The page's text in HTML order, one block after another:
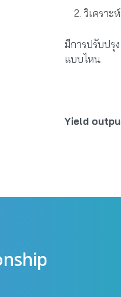
2. วิเคราะ
มีการปรับปรุ
แบบไหน
Yield